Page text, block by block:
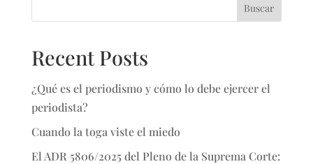
Buscar
Recent Posts
¿Qué es el periodismo y cómo lo debe ejercer el
periodista?
Cuando la toga viste el miedo
El ADR 5806/2025 del Pleno de la Suprema Corte: